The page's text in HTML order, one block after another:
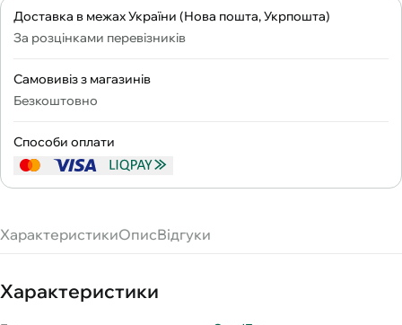
Доставка в межах України (Нова пошта, Укрпошта)
За розцінками перевізників
Самовивіз з магазинів
Безкоштовно
Способи оплати
ХарактеристикиОписВідгуки
Характеристики